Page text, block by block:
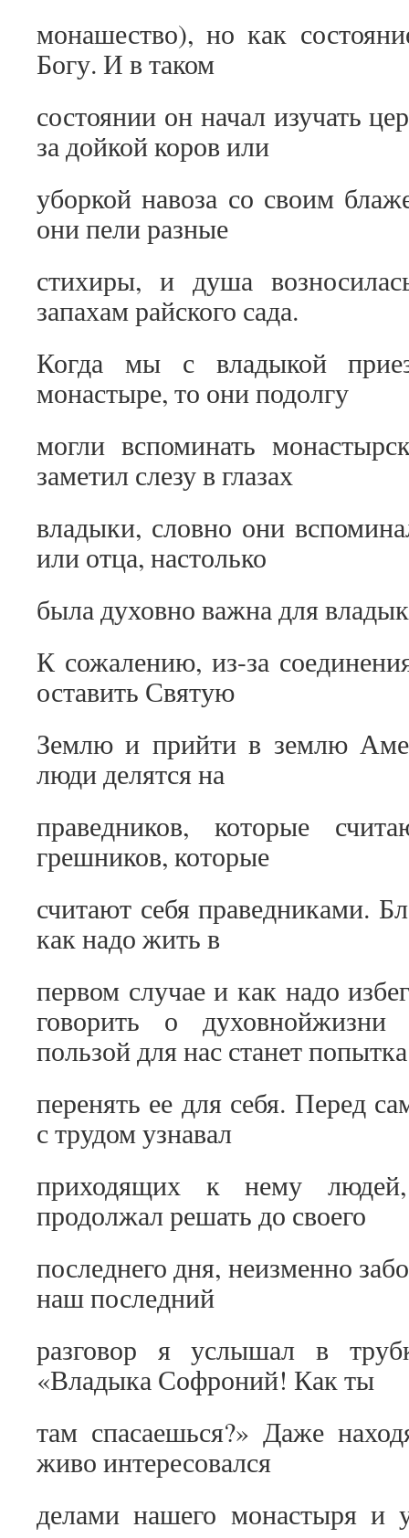
монашество), но как
Богу. И в таком
состоянии он начал изучать
за дойкой коров или
уборкой навоза со своим
они пели разные
стихиры, и душа
запахам райского сада.
Когда мы с владыкой
монастыре, то они подолгу
могли вспоминать
заметил слезу в глазах
владыки, словно они
или отца, настолько
была духовно важна для
К сожалению, из-за
оставить Святую
Землю и прийти в землю
люди делятся на
праведников, которые
грешников, которые
считают себя праведниками.
как надо жить в
первом случае и как надо
говорить о
пользой для нас станет
перенять ее для себя. Перед
с трудом узнавал
приходящих к нему
продолжал решать до своего
последнего дня, неизменно
наш последний
разговор я услышал в
«Владыка Софроний! Как ты
там спасаешься?» Даже
живо интересовался
делами нашего монастыря